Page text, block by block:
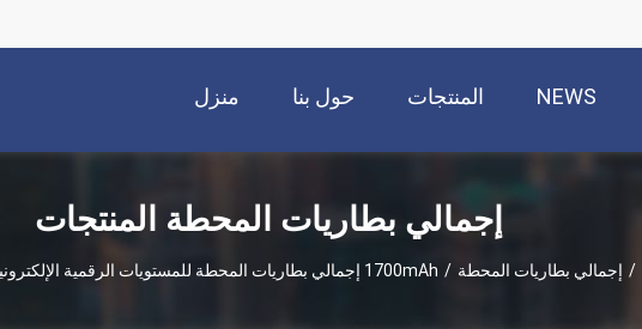
منزل حول بنا المنتجات NEWS
إجمالي بطاريات المحطة المنتجات
/ إجمالي بطاريات المحطة / 1700mAh إجمالي بطاريات المحطة للمستويات الرقمية الإلكترونية DL101C DL-102C